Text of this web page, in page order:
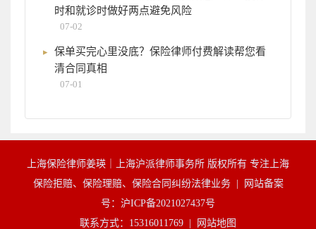
时和就诊时做好两点避免风险
07-02
保单买完心里没底？保险律师付费解读帮您看
清合同真相
07-01
上海保险律师姜瑛｜上海沪派律师事务所 版权所有 专注上海
保险拒赔、保险理赔、保险合同纠纷法律业务 |
网站备案
号：沪ICP备2021027437号
联系方式：15316011769 |
网站地图